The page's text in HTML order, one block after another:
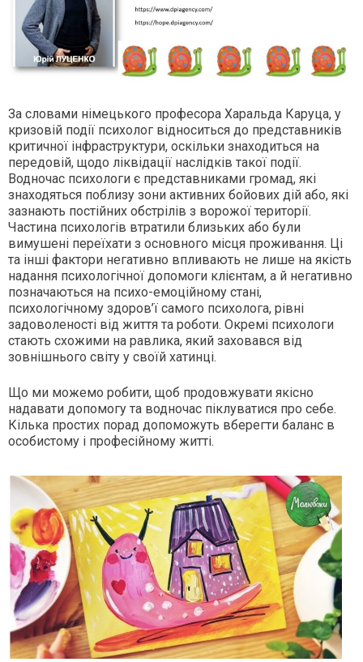
За словами німецького професора Харальда Каруца, у
кризовій події психолог відноситься до представників
критичної інфраструктури, оскільки знаходиться на
передовій, щодо ліквідації наслідків такої події.
Водночас психологи є представниками громад, які
знаходяться поблизу зони активних бойових дій або, які
зазнають постійних обстрілів з ворожої території.
Частина психологів втратили близьких або були
вимушені переїхати з основного місця проживання. Ці
та інші фактори негативно впливають не лише на якість
надання психологічної допомоги клієнтам, а й негативно
позначаються на психо-емоційному стані,
психологічному здоров’ї самого психолога, рівні
задоволеності від життя та роботи. Окремі психологи
стають схожими на равлика, який заховався від
зовнішнього світу у своїй хатинці.
Що ми можемо робити, щоб продовжувати якісно
надавати допомогу та водночас піклуватися про себе.
Кілька простих порад допоможуть вберегти баланс в
особистому і професійному житті.